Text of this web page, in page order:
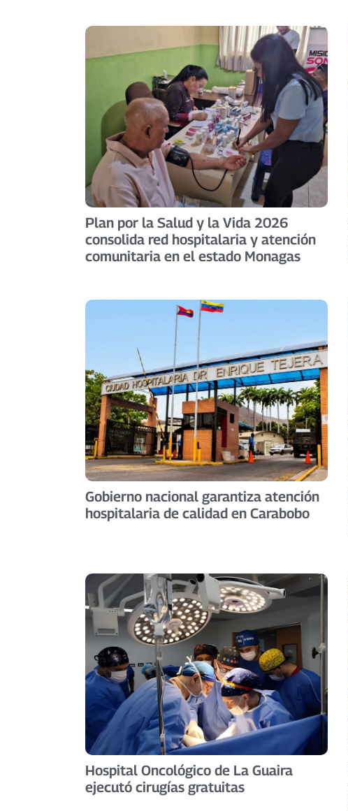
Plan por la Salud y la Vida 2026
consolida red hospitalaria y atención
comunitaria en el estado Monagas
Gobierno nacional garantiza atención
hospitalaria de calidad en Carabobo
Hospital Oncológico de La Guaira
ejecutó cirugías gratuitas